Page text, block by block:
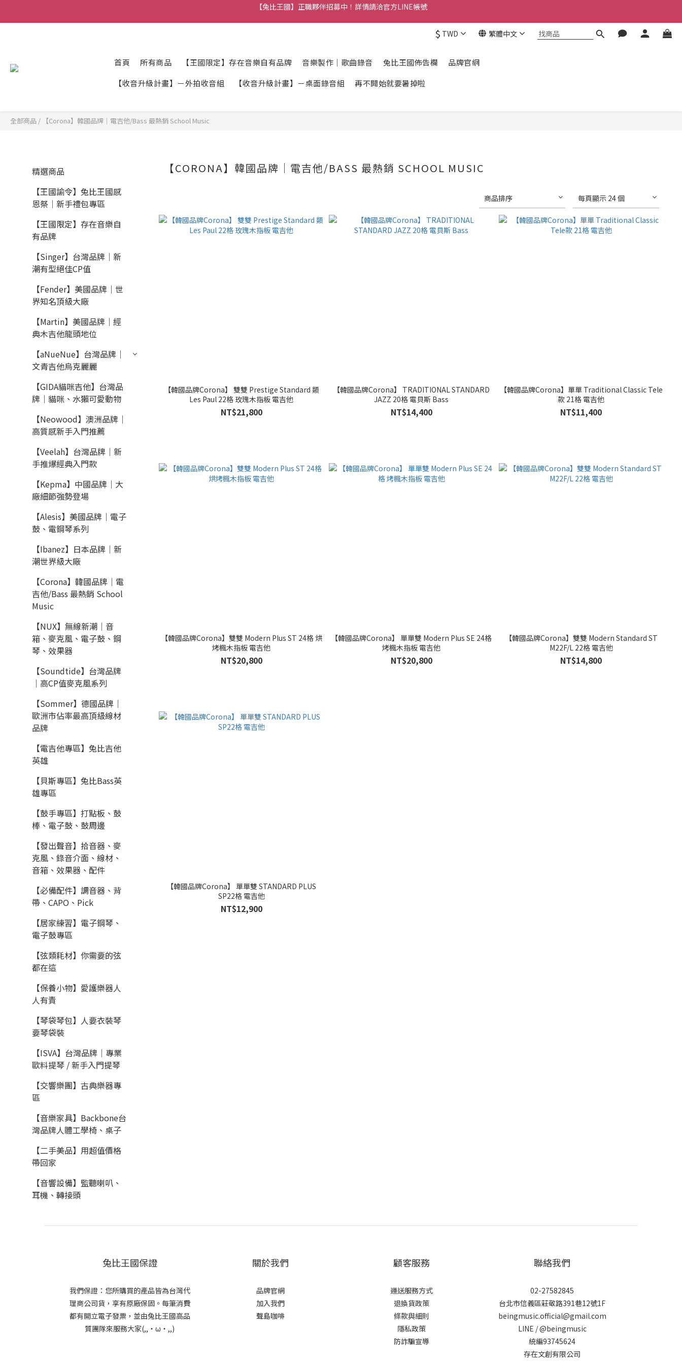
【兔比王國公告】新加入的冒險者，註冊會員即可立馬享有300元購物金！
【兔比王國公告】新加入的冒險者，註冊會員即可立馬享有300元購物金！
$ TWD 繁體中文
首頁 所有商品 【王國限定】存在音樂自有品牌 音樂製作｜歌曲錄音 兔比王國佈告欄
品牌官網
【收音升級計畫】－外拍收音組
【收音升級計畫】－桌面錄音組 再不開始就要暑掉啦
全部商品 / 【Corona】韓國品牌｜電吉他/Bass 最熱銷 School Music
精選商品
【王國諭令】兔比王國感
恩祭｜新手禮包專區
【王國限定】存在音樂自
有品牌
【Singer】台灣品牌｜新
潮有型絕佳CP值
【Fender】美國品牌｜世
界知名頂級大廠
【Martin】美國品牌｜經
典木吉他龍頭地位
【aNueNue】台灣品牌｜
文青吉他烏克麗麗
【GIDA貓咪吉他】台灣品
牌｜貓咪、水獺可愛動物
【Neowood】澳洲品牌｜
高質感新手入門推薦
【Veelah】台灣品牌｜新
手推爆經典入門款
【Kepma】中國品牌｜大
廠細節強勢登場
【Alesis】美國品牌｜電子
鼓、電鋼琴系列
【Ibanez】日本品牌｜新
潮世界級大廠
【Corona】韓國品牌｜電
吉他/Bass 最熱銷 School
Music
【NUX】無線新潮｜音
箱、麥克風、電子鼓、鋼
琴、效果器
【Soundtide】台灣品牌
｜高CP值麥克風系列
【Sommer】德國品牌｜
歐洲市佔率最高頂級線材
品牌
【電吉他專區】兔比吉他
英雄
【貝斯專區】兔比Bass英
雄專區
【鼓手專區】打點板、鼓
棒、電子鼓、鼓周邊
【發出聲音】拾音器、麥
克風、錄音介面、線材、
音箱、效果器、配件
【必備配件】調音器、背
帶、CAPO、Pick
【居家練習】電子鋼琴、
電子鼓專區
【弦類耗材】你需要的弦
都在這
【保養小物】愛護樂器人
人有責
【琴袋琴包】人要衣裝琴
要琴袋裝
【ISVA】台灣品牌｜專業
歐料提琴 / 新手入門提琴
【交響樂團】古典樂器專
區
【音樂家具】Backbone台
灣品牌人體工學椅、桌子
【二手美品】用超值價格
帶回家
【音響設備】監聽喇叭、
耳機、轉接頭
【CORONA】韓國品牌｜電吉他/BASS 最熱銷 SCHOOL MUSIC
商品排序 每頁顯示 24 個
【韓國品牌Corona】 雙雙 Prestige Standard 類
Les Paul 22格 玫瑰木指板 電吉他
NT$21,800
【韓國品牌Corona】 TRADITIONAL STANDARD
JAZZ 20格 電貝斯 Bass
NT$14,400
【韓國品牌Corona】單單 Traditional Classic Tele
款 21格 電吉他
NT$11,400
【韓國品牌Corona】雙雙 Modern Plus ST 24格 烘
烤楓木指板 電吉他
NT$20,800
【韓國品牌Corona】 單單雙 Modern Plus SE 24格
烤楓木指板 電吉他
NT$20,800
【韓國品牌Corona】雙雙 Modern Standard ST
M22F/L 22格 電吉他
NT$14,800
【韓國品牌Corona】 單單雙 STANDARD PLUS
SP22格 電吉他
NT$12,900
兔比王國保證
我們保證：您所購買的產品皆為台灣代
理商公司貨，享有原廠保固。每筆消費
都有開立電子發票，並由兔比王國高品
質團隊來服務大家(,,・ω・,,)
關於我們
品牌官網
加入我們
聲島咖啡
顧客服務
運送服務方式
退換貨政策
條款與細則
隱私政策
防詐騙宣導
聯絡我們
02-27582845
台北市信義區莊敬路391巷12號1F
beingmusic.official@gmail.com
LINE / @beingmusic
統編93745624
存在文創有限公司